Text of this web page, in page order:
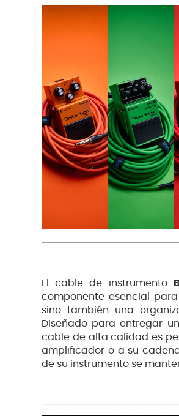
El cable de instrumento
componente esencial
sino también una
Diseñado para entregar
cable de alta calidad es
amplificador o a su
de su instrumento se